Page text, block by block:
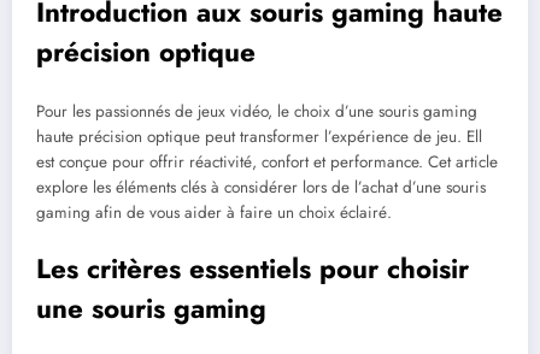
Introduction aux souris gaming haute
précision optique
Pour les passionnés de jeux vidéo, le choix d’une souris gaming
haute précision optique peut transformer l’expérience de jeu. Ell
est conçue pour offrir réactivité, confort et performance. Cet article
explore les éléments clés à considérer lors de l’achat d’une souris
gaming afin de vous aider à faire un choix éclairé.
Les critères essentiels pour choisir
une souris gaming